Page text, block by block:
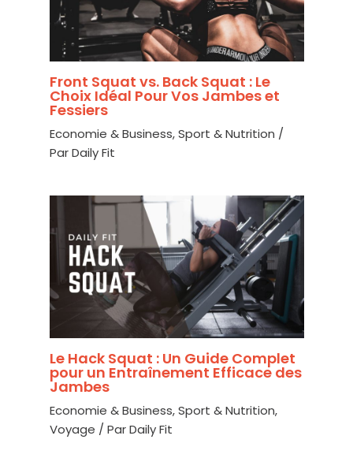
Front Squat vs. Back Squat : Le
Choix Idéal Pour Vos Jambes et
Fessiers
Economie & Business,Sport & Nutrition /
ParDaily Fit
Le Hack Squat : Un Guide Complet
pour un Entraînement Efficace des
Jambes
Economie & Business,Sport & Nutrition,
Voyage / ParDaily Fit